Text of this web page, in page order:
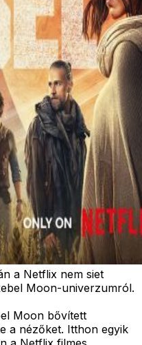
a Netflix nem siet
Moon-univerzumról.
Moon bővített
a nézőket. Itthon egyik